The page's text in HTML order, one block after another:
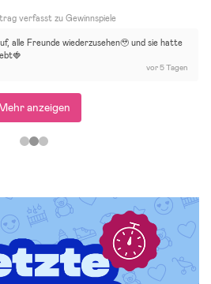
verfasst zu Gewinnspiele
alle Freunde wiederzusehen🥹 und sie hatte
vor 5 Tagen
anzeigen